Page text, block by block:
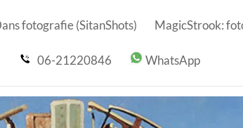
fotografie (SitanShots) MagicStrook:
06-21220846 WhatsApp